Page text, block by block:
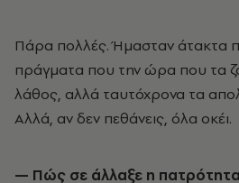
Πάρα πολλές. Ήμασταν άτακτα
πράγματα που την ώρα που τα
λάθος, αλλά ταυτόχρονα τα
Αλλά, αν δεν πεθάνεις, όλα οκέι.
— Πώς σε άλλαξε η